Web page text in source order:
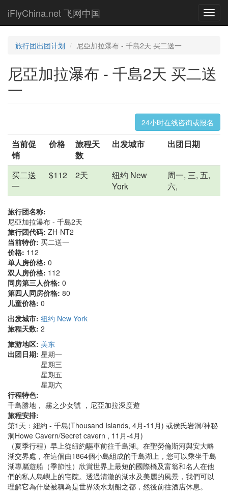
main
iFlyChina.net 飞网中国
旅行团出团计划 尼亞加拉瀑布 - 千島2天 买二送一
尼亞加拉瀑布 - 千島2天 买二送
一
24小时在线咨询或报名
当前促
销
价格
旅程天
数
出发城市 出团日期
买二送
一
$112 2天
纽约 New
York
周一, 三, 五,
六,
旅行团名称:
尼亞加拉瀑布 - 千島2天
旅行团代码: ZH-NT2
当前特价: 买二送一
价格: 112
单人房价格: 0
双人房价格: 112
同房第三人价格: 0
第四人同房价格: 80
儿童价格: 0
出发城市: 纽约 New York
旅程天数: 2
旅游地区: 美东
出团日期: 星期一
星期三
星期五
星期六
行程特色:
千島勝地， 霧之少女號 ，尼亞加拉深度遊
旅程安排:
第1天：紐約 - 千島(Thousand Islands, 4月-11月) 或侯氏岩洞/神秘
洞Howe Cavern/Secret cavern , 11月-4月)
（夏季行程）早上從紐約驅車前往千島湖。在聖勞倫斯河與安大略
湖交界處，在這個由1864個小島組成的千島湖上，您可以乘坐千島
湖專屬遊船（季節性）欣賞世界上最短的國際橋及富翁和名人在他
們的私人島嶼上的宅院。透過清澈的湖水及美麗的風景，我們可以
理解它為什麼被稱為是世界淡水划船之都，然後前往酒店休息。